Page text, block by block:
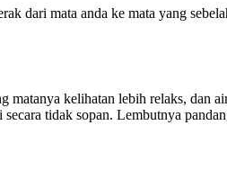
dari mata anda ke mata yang
kelihatan lebih relaks, dan
tidak sopan. Lembutnya